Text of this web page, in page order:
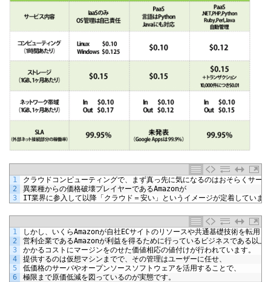
1
2
3
クラウドコンピューティングで、まず真っ先に気になるのはおそらくサー
異業種からの価格破壊プレイヤーであるAmazonが
IT業界に参入して以降「クラウド＝安い」というイメージが定着していま
1
2
3
4
5
6
しかし、いくらAmazonが自社 ECサイトのリソースや共通基礎技術を転用
営利企業であるAmazonが利益を得るために行っているビジネスである以上
かかるコストにマージンをのせた価値相応の値付けが行われています。
提供するのは仮想マシンまでで、その管理はユーザーに任せ、
低価格のサーバやオープンソースソフトウェアを活用することで、
極限まで原価低減を図っているのが実態です。